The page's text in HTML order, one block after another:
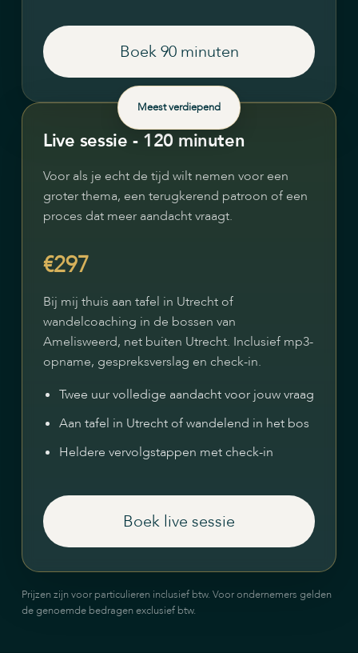
Boek 90 minuten
Meest verdiepend
Live sessie - 120 minuten
Voor als je echt de tijd wilt nemen voor een
groter thema, een terugkerend patroon of een
proces dat meer aandacht vraagt.
€297
Bij mij thuis aan tafel in Utrecht of
wandelcoaching in de bossen van
Amelisweerd, net buiten Utrecht. Inclusief mp3-
opname, gespreksverslag en check-in.
Twee uur volledige aandacht voor jouw vraag
Aan tafel in Utrecht of wandelend in het bos
Heldere vervolgstappen met check-in
Boek live sessie
Prijzen zijn voor particulieren inclusief btw. Voor ondernemers gelden
de genoemde bedragen exclusief btw.